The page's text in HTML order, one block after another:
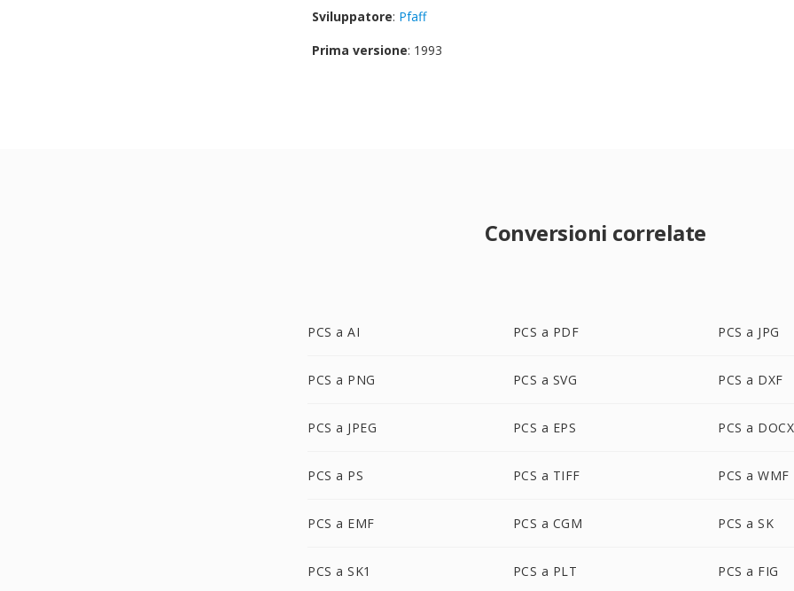
Sviluppatore: Pfaff
Prima versione: 1993
Conversioni correlate
PCS a AI PCS a PDF PCS a JPG
PCS a PNG PCS a SVG PCS a DXF
PCS a JPEG PCS a EPS PCS a DOCX
PCS a PS PCS a TIFF PCS a WMF
PCS a EMF PCS a CGM PCS a SK
PCS a SK1 PCS a PLT PCS a FIG